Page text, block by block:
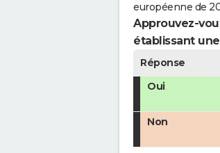
européenne de
Approuvez-
établissant
Réponse
Oui
Non